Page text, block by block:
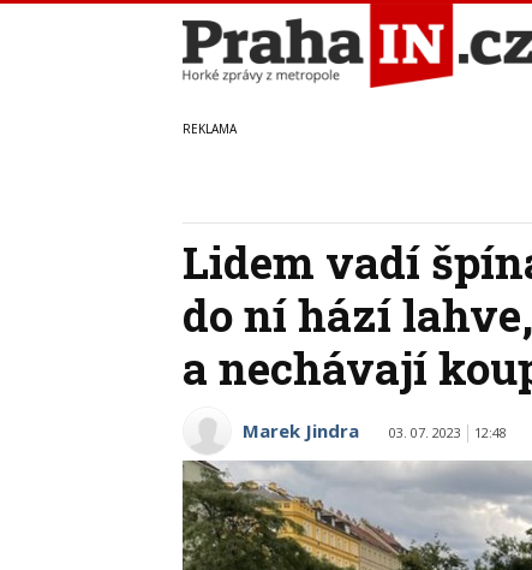
Lidem vadí
do ní hází
a nechávají
Marek Jindra 03. 07. 2023 12:48